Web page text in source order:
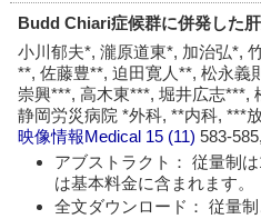
Budd Chiari症候群に併発した
小川郁夫*, 瀧原道東*, 加治弘*,
**, 佐藤豊**, 迫田寛人**, 松永義
崇興***, 高木東***, 堀井広志***,
静岡労災病院 *外科, **内科, ***
映像情報Medical 15 (11)583-
アブストラクト： 従量制
は基本料金に含まれます。
全文ダウンロード： 従量